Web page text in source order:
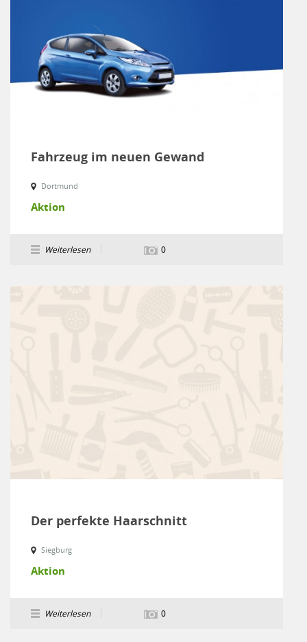
Fahrzeug im neuen Gewand
Dortmund
Aktion
Weiterlesen 0
Der perfekte Haarschnitt
Siegburg
Aktion
Weiterlesen 0